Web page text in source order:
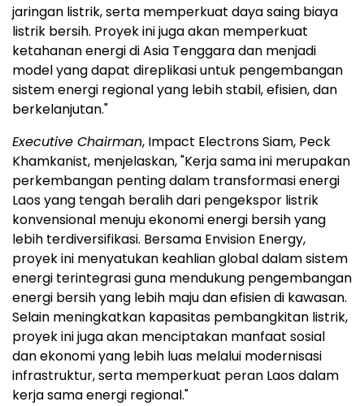
jaringan listrik, serta memperkuat daya saing biaya
listrik bersih. Proyek ini juga akan memperkuat
ketahanan energi di Asia Tenggara dan menjadi
model yang dapat direplikasi untuk pengembangan
sistem energi regional yang lebih stabil, efisien, dan
berkelanjutan."
Executive Chairman, Impact Electrons Siam, Peck
Khamkanist, menjelaskan, "Kerja sama ini merupakan
perkembangan penting dalam transformasi energi
Laos yang tengah beralih dari pengekspor listrik
konvensional menuju ekonomi energi bersih yang
lebih terdiversifikasi. Bersama Envision Energy,
proyek ini menyatukan keahlian global dalam sistem
energi terintegrasi guna mendukung pengembangan
energi bersih yang lebih maju dan efisien di kawasan.
Selain meningkatkan kapasitas pembangkitan listrik,
proyek ini juga akan menciptakan manfaat sosial
dan ekonomi yang lebih luas melalui modernisasi
infrastruktur, serta memperkuat peran Laos dalam
kerja sama energi regional."